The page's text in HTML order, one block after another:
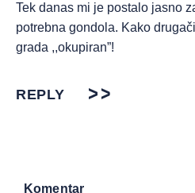
Tek danas mi je postalo jasno
potrebna gondola. Kako
grada ,,okupiran”!
REPLY
Komentar